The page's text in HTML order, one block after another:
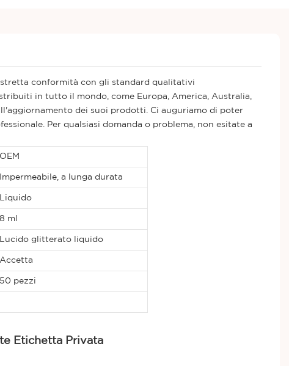
conformità con gli standard qualitativi
in tutto il mondo, come Europa, America, Australia,
dei suoi prodotti. Ci auguriamo di poter
Per qualsiasi domanda o problema, non esitate a
OEM
Impermeabile, a lunga durata
Liquido
8 ml
Lucido glitterato liquido
Accetta
50 pezzi
Etichetta Privata